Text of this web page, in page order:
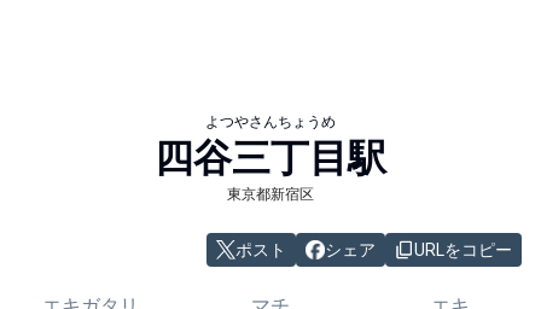
よつやさんちょうめ
四谷三丁目駅
東京都新宿区
ポスト シェア URLをコピー